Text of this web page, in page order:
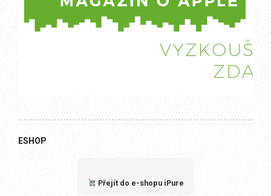
ESHOP
Přejít do e-shopu iPure